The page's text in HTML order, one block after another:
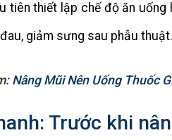
tiên thiết lập chế độ ăn uống
giảm sưng sau phẫu thuật.
Nâng Mũi Nên Uống Thuốc
Trước khi